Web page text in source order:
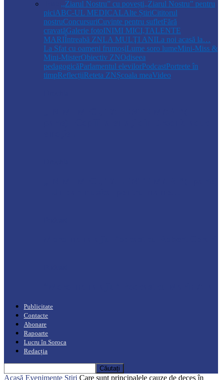
,,Ziarul Nostru” cu povești„Ziarul Nostru” pentru
piciABC-UL MEDICALAlte ȘtiriCititorul
nostruConcursuriCuvinte pentru sufletFără
cravatăGalerie fotoINIMI MICI,TALENTE
MARIÎntreabă ZNLA MULŢI ANILa noi acasă la…
La Sfat cu oameni frumoșiLume soro lumeMini-Miss &
Mini-MisterObiectiv ZNOdiseea
pedagogicăParlamentul elevilorPodcastPortrete în
timpReflecțiiReteta ZNȘcoala meaVideo
Publicitate
Contacte
Abonare
Rapoarte
Lucru în Soroca
Redacția
Acasă Evenimente Știri Care sunt principalele cauze de deces în